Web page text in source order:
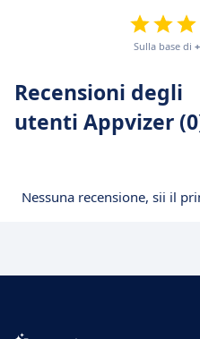
Sulla base di
Recensioni degli
utenti Appvizer
Nessuna recensione, sii il